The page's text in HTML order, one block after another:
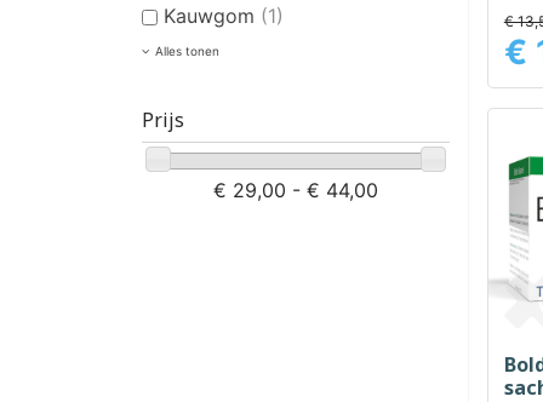
Kauwgom (1)
Alles tonen
Prijs
€ 29,00 - € 44,00
Prijs
€
€